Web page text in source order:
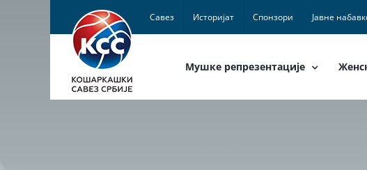
Савез Историјат Спонзори Јавне
Мушке репрезентације